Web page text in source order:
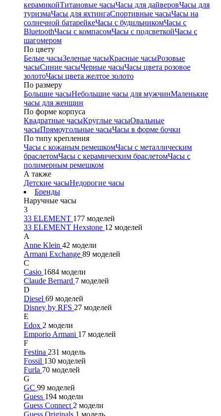
керамикойТитановые часыЧасы для дайверовЧасы для
туризмаЧасы для яхтингаСпортивные часыЧасы на
солнечной батарейкеЧасы с будильникомЧасы с
BluetoothЧасы с компасомЧасы с подсветкойЧасы с
шагомером
По цвету
Белые часыЗеленые часыКрасные часыРозовые
часыСиние часыЧерные часыЧасы цвета розовое
золотоЧасы цвета желтое золото
По размеру
Большие часыНебольшие часы для мужчинМаленькие
часы для женщин
По форме корпуса
Квадратные часыКруглые часыОвальные
часыПрямоугольные часыЧасы в форме бочки
По типу крепления
Часы с кожаным ремешкомЧасы с металлическим
браслетомЧасы с керамическим браслетомЧасы с
полимерным ремешком
А также
Детские часыНедорогие часы
Бренды
Наручные часы
3
33 ELEMENT 177 моделей
33 ELEMENT Hexstone 12 моделей
A
Anne Klein 42 модели
Armani Exchange 89 моделей
C
Casio 1684 модели
Claude Bernard 7 моделей
D
Diesel 69 моделей
Disney by RFS 27 моделей
E
Edox 2 модели
Emporio Armani 17 моделей
F
Festina 231 модель
Fossil 130 моделей
Furla 70 моделей
G
GC 99 моделей
Guess 194 модели
Guess Connect 2 модели
Guess Originals 1 модель